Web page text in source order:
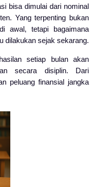
bisa dimulai dari nominal
Yang terpenting bukan
awal, tetapi bagaimana
dilakukan sejak sekarang.
setiap bulan akan
secara disiplin. Dari
peluang finansial jangka